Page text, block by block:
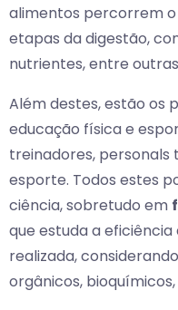
alimentos percorrem o
etapas da digestão,
nutrientes, entre
Além destes, estão os
educação física e
treinadores, personals
esporte. Todos estes
ciência, sobretudo em
que estuda a
realizada,
orgânicos,